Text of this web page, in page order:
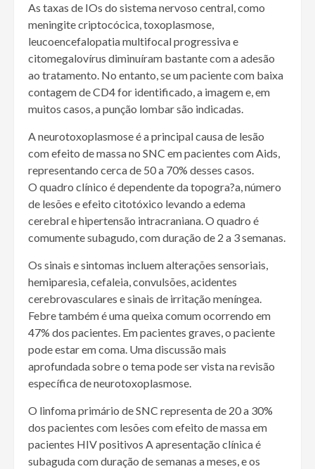
As taxas de IOs do sistema nervoso central, como
meningite criptocócica, toxoplasmose,
leucoencefalopatia multifocal progressiva e
citomegalovírus diminuíram bastante com a adesão
ao tratamento. No entanto, se um paciente com baixa
contagem de CD4 for identificado, a imagem e, em
muitos casos, a punção lombar são indicadas.
A neurotoxoplasmose é a principal causa de lesão
com efeito de massa no SNC em pacientes com Aids,
representando cerca de 50 a 70% desses casos.
O quadro clínico é dependente da topogra?a, número
de lesões e efeito citotóxico levando a edema
cerebral e hipertensão intracraniana. O quadro é
comumente subagudo, com duração de 2 a 3 semanas.
Os sinais e sintomas incluem alterações sensoriais,
hemiparesia, cefaleia, convulsões, acidentes
cerebrovasculares e sinais de irritação meníngea.
Febre também é uma queixa comum ocorrendo em
47% dos pacientes. Em pacientes graves, o paciente
pode estar em coma. Uma discussão mais
aprofundada sobre o tema pode ser vista na revisão
específica de neurotoxoplasmose.
O linfoma primário de SNC representa de 20 a 30%
dos pacientes com lesões com efeito de massa em
pacientes HIV positivos A apresentação clínica é
subaguda com duração de semanas a meses, e os